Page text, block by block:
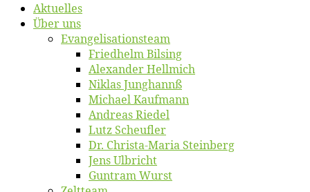
Ak­tu­el­les
Über uns
Evangelisa­tions­team
Fried­helm Bilsing
Alex­an­der Hellmich
Ni­klas Junghannß
Mi­cha­el Kaufmann
An­dre­as Riedel
Lutz Scheuf­ler
Dr. Chris­­ta-Ma­ria Steinberg
Jens Ulb­richt
Gun­tram Wurst